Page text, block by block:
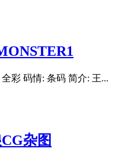
彩 码情: 条码 简介: 王...
杂图